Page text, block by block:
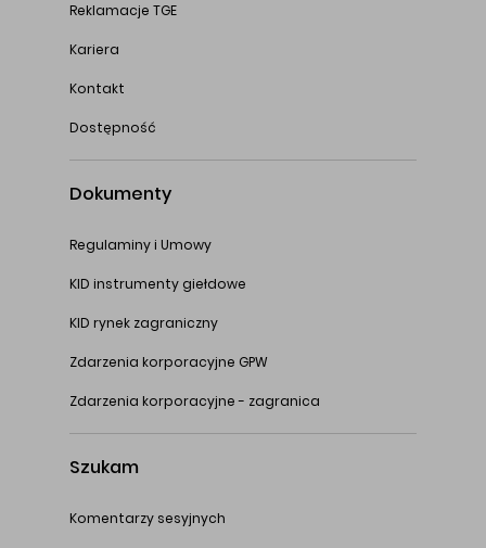
Reklamacje TGE
Kariera
Kontakt
Dostępność
Dokumenty
Regulaminy i Umowy
KID instrumenty giełdowe
KID rynek zagraniczny
Zdarzenia korporacyjne GPW
Zdarzenia korporacyjne - zagranica
Szukam
Komentarzy sesyjnych